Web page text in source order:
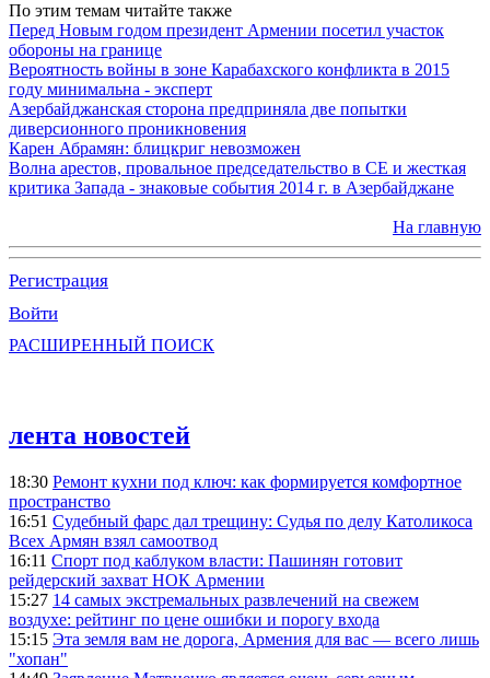
По этим темам читайте также
Перед Новым годом президент Армении посетил участок
обороны на границе
Вероятность войны в зоне Карабахского конфликта в 2015
году минимальна - эксперт
Азербайджанская сторона предприняла две попытки
диверсионного проникновения
Карен Абрамян: блицкриг невозможен
Волна арестов, провальное председательство в СЕ и жесткая
критика Запада - знаковые события 2014 г. в Азербайджане
На главную
Регистрация
Войти
РАСШИРЕННЫЙ ПОИСК
лента новостей
18:30 Ремонт кухни под ключ: как формируется комфортное
пространство
16:51 Судебный фарс дал трещину: Судья по делу Католикоса
Всех Армян взял самоотвод
16:11 Спорт под каблуком власти: Пашинян готовит
рейдерский захват НОК Армении
15:27 14 самых экстремальных развлечений на свежем
воздухе: рейтинг по цене ошибки и порогу входа
15:15 Эта земля вам не дорога, Армения для вас — всего лишь
"хопан"